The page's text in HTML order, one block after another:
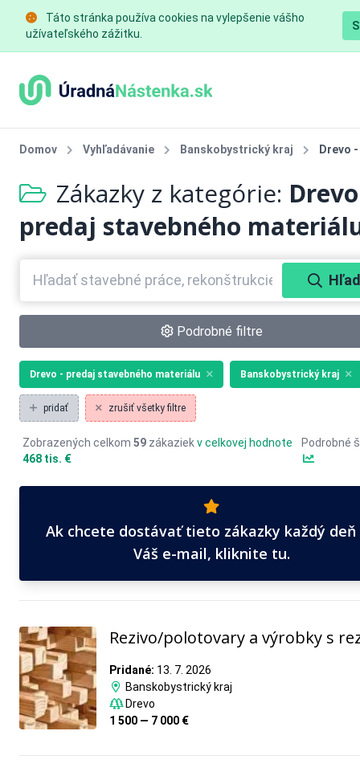
Táto stránka používa cookies na vylepšenie vášho
užívateľského zážitku.
Domov Vyhľadávanie Banskobystrický kraj Drevo
Zákazky z kategórie:
predaj stavebného
Podrobné filtre
Drevo - predaj stavebného materiálu Banskobystrický kraj
pridať zrušiť všetky filtre
Zobrazených celkom 59 zákaziekv celkovej hodnote
468 tis. €
Podrobné
Ak chcete dostávať tieto zákazky každý deň
Váš e-mail, kliknite tu.
Rezivo/polotovary a výrobky s
Pridané: 13. 7. 2026
Banskobystrický kraj
Drevo
1 500 — 7 000 €